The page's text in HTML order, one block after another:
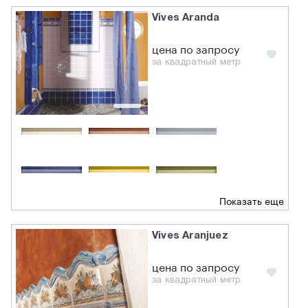
Vives Aranda
цена по запросу
за квадратный метр
Показать еще
Vives Aranjuez
цена по запросу
за квадратный метр